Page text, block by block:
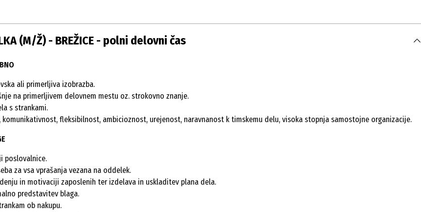
(M/Ž) - BREŽICE - polni delovni čas
ali primerljiva izobrazba.
na primerljivem delovnem mestu oz. strokovno znanje.
s strankami.
komunikativnost, fleksibilnost, ambicioznost, urejenost, naravnanost k timskemu delu, visoka stopnja samostojne organizacije.
poslovalnice.
za vsa vprašanja vezana na oddelek.
in motivaciji zaposlenih ter izdelava in uskladitev plana dela.
predstavitev blaga.
ob nakupu.